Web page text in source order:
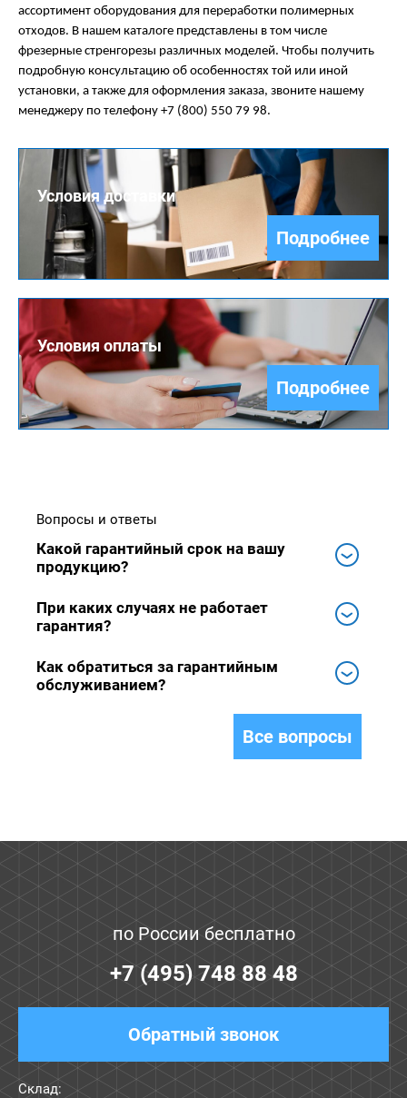
ассортимент оборудования для переработки полимерных
отходов. В нашем каталоге представлены в том числе
фрезерные стренгорезы различных моделей. Чтобы получить
подробную консультацию об особенностях той или иной
установки, а также для оформления заказа, звоните нашему
менеджеру по телефону +7 (800) 550 79 98.
Условия доставки
Подробнее
Условия оплаты
Подробнее
Вопросы и ответы
Какой гарантийный срок на вашу
продукцию?
При каких случаях не работает
гарантия?
Как обратиться за гарантийным
обслуживанием?
Все вопросы
по России бесплатно
+7 (495) 748 88 48
Обратный звонок
Склад: